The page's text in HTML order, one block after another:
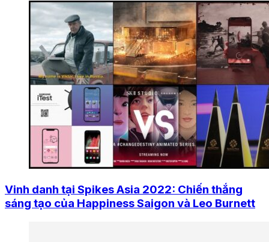
Vinh danh tại Spikes Asia 2022: Chiến thắng
sáng tạo của Happiness Saigon và Leo Burnett